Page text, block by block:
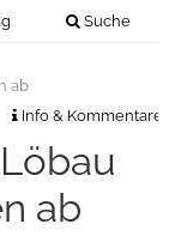
Suche
ab
Info & Kommentare
ab